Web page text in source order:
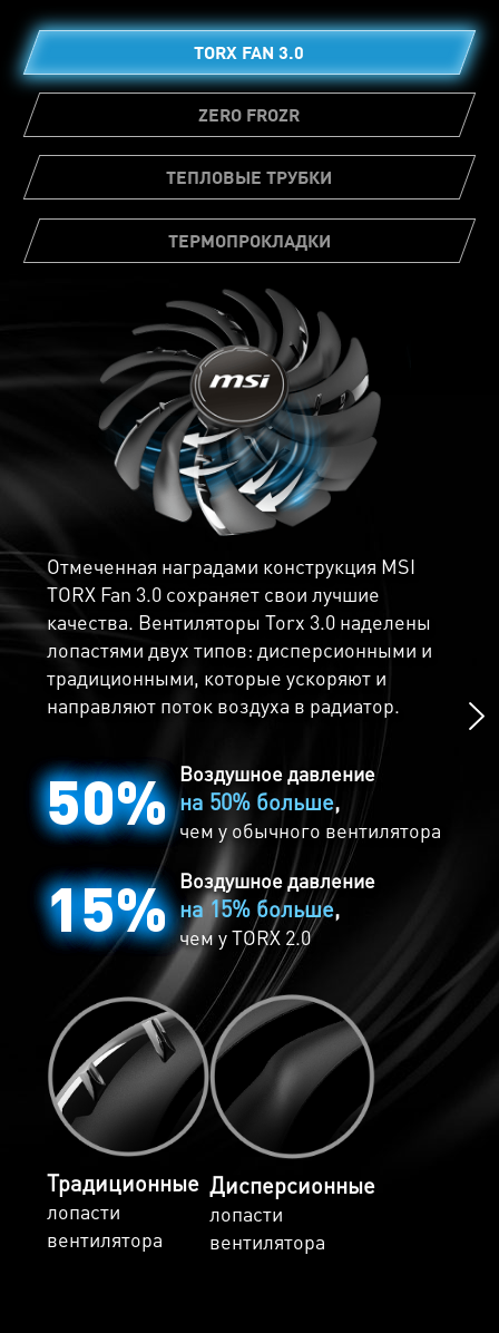
TORX FAN 3.0
ZERO FROZR
ТЕПЛОВЫЕ ТРУБКИ
ТЕРМОПРОКЛАДКИ
Отмеченная наградами конструкция MSI
TORX Fan 3.0 сохраняет свои лучшие
качества. Вентиляторы Torx 3.0 наделены
лопастями двух типов: дисперсионными и
традиционными, которые ускоряют и
направляют поток воздуха в радиатор.
50% Воздушное давление
на 50% больше,
чем у обычного вентилятора
15% Воздушное давление
на 15% больше,
чем уTORX 2.0
Традиционные
лопасти
вентилятора
Дисперсионные
лопасти
вентилятора
НАСЛАЖДАЙТЕСЬ
ТИШИНОЙ
Играй бесшумно с Технологией Zero Frozr.
Суть данной технологии проста - при
низкой температуре вентиляторы
полностью останавливаются, что делает
работу видеокарты абсолютно бесшумной.
Когда же температура снова поднимается,
вентиляторы возобновляют свою работу
автоматически.
Сделанные с высокой точностью Тепловые
трубки квадратной формы максимально
увеличивают площадь контакта с
графическим чипом и равномерно
распределяют тепло по всей длине
радиатора, создавая оптимальное
охлаждение.
Большое количество термопрокладок
позволяет различным компонентам платы
передавать тепло непосредственно
радиатору для лучшего охлаждения.